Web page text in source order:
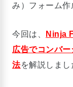
み）フォーム作
今回は、
Ninja
広告でコンバ
法を解説しまし